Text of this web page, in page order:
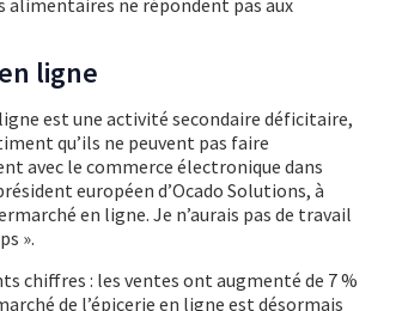
ne répondent pas aux
ligne
est une activité secondaire déficitaire,
qu’ils ne peuvent pas faire
avec le commerce électronique dans
européen d’Ocado Solutions, à
en ligne. Je n’aurais pas de travail
».
chiffres : les ventes ont augmenté de 7 %
de l’épicerie en ligne est désormais